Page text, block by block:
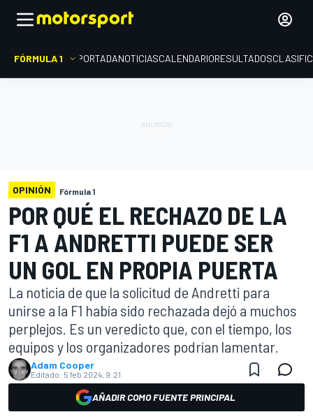
FÓRMULA 1 PORTADANOTICIASCALENDARIORESULTADOS
OPINIÓN Fórmula 1
POR QUÉ EL RECHAZO DE LA
F1 A ANDRETTI PUEDE SER
UN GOL EN PROPIA PUERTA
La noticia de que la solicitud de Andretti para
unirse a la F1 había sido rechazada dejó a muchos
perplejos. Es un veredicto que, con el tiempo, los
equipos y los organizadores podrían lamentar.
Adam Cooper
Editado: 5 feb 2024, 9:21
AÑADIR COMO FUENTE PRINCIPAL